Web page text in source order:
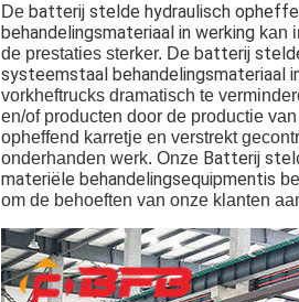
De batterij stelde hydraulisch
behandelingsmateriaal in werking kan
de prestaties sterker. De batterij
systeemstaal behandelingsmateriaal
vorkheftrucks dramatisch te
en/of producten door de productie
opheffend karretje en verstrekt
onderhanden werk. Onze Batterij
materiële behandelingsequipmentis
om de behoeften van onze klanten